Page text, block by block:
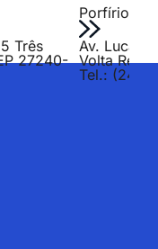
Três
27240-
Porfírio
Av. Lucas
Volta
Tel.: (24)